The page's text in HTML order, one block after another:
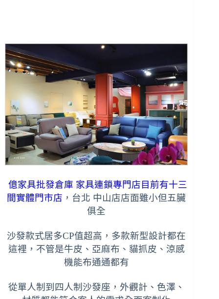
億家具批發倉庫 家具連鎖專門店目前有十三
間實體門市店 ，台北 中山店店面雖小但五臟
俱全
沙發款式居多CP值超高，多款新型設計都在
這裡，不管是牛皮、 亞麻布、貓抓皮、 涼感
機能布通通都有
從單人制到四人制沙發座，外觀計、 色澤、